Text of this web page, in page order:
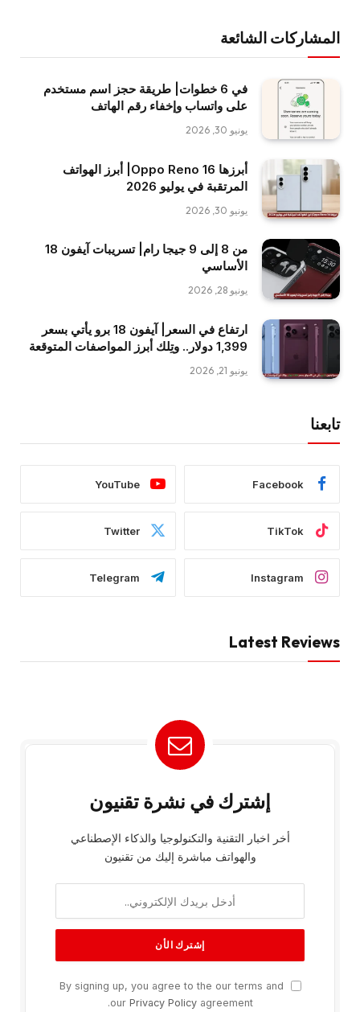
المشاركات الشائعة
في 6 خطوات| طريقة حجز اسم مستخدم
على واتساب وإخفاء رقم الهاتف
يونيو 30, 2026
أبرزها Oppo Reno 16| أبرز الهواتف
المرتقبة في يوليو 2026
يونيو 30, 2026
من 8 إلى 9 جيجا رام| تسريبات آيفون 18
الأساسي
يونيو 28, 2026
ارتفاع في السعر| آيفون 18 برو يأتي بسعر
1,399 دولار.. وتِلك أبرز المواصفات المتوقعة
يونيو 21, 2026
تابعنا
Facebook
YouTube
TikTok
Twitter
Instagram
Telegram
Latest Reviews
إشترك في نشرة تقنيون
أخر اخبار التقنية والتكنولوجيا والذكاء الإصطناعي
والهواتف مباشرة إليك من تقنيون
By signing up, you agree to the our terms and
our Privacy Policyagreement.